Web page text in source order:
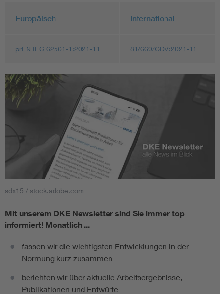
Europäisch International
prEN IEC 62561-1:2021-11 81/669/CDV:2021-11
sdx15 / stock.adobe.com
Mit unserem DKE Newsletter sind Sie immer top
informiert! Monatlich ...
fassen wir die wichtigsten Entwicklungen in der
Normung kurz zusammen
berichten wir über aktuelle Arbeitsergebnisse,
Publikationen und Entwürfe